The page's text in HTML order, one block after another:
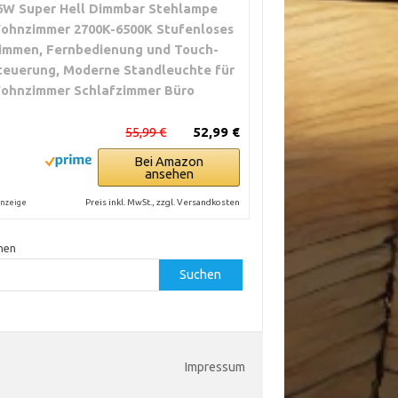
Super Hell Dimmbar Stehlampe
2700K-6500K Stufenloses
Fernbedienung und Touch-
Moderne Standleuchte für
Schlafzimmer Büro
52,99 €
55,99 €
Bei Amazon
ansehen
Preis inkl. MwSt., zzgl. Versandkosten
Suchen
Impressum